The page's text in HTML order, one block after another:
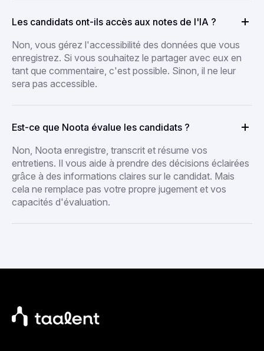
Les candidats ont-ils accès aux notes de l'IA ?
Non, vous gérez l'accessibilité des données que vous
enregistrez. Si vous souhaitez le partager avec eux en
tant que commentaire, c'est possible. Sinon, il ne leur
sera pas accessible.
Est-ce que Noota évalue les candidats ?
Non, Noota enregistre, transcrit et résume vos
entretiens. Il vous aide à prendre des décisions éclairées
grâce à des informations claires sur le candidat. Mais
cela ne remplace pas votre propre jugement et vos
capacités d'évaluation.